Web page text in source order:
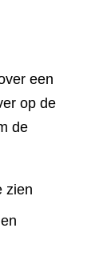
een
op de
de
zien